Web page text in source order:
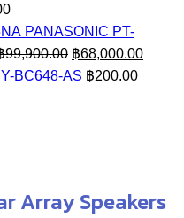
PANASONIC PT-
99,900.00 Original
price
฿68,000.00
BC648-AS ฿200.00
Array Speakers